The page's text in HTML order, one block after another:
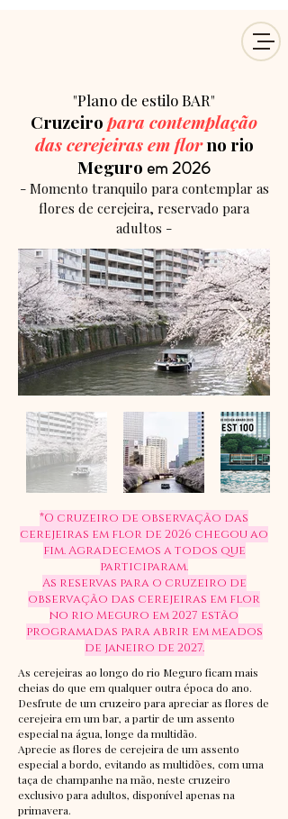
"Plano de estilo BAR"
Cruzeiropara contemplação
das cerejeiras em flor no rio
Meguro em 2026
- Momento tranquilo para contemplar as
flores de cerejeira, reservado para
adultos -
*O cruzeiro de observação das
cerejeiras em flor de 2026 chegou ao
fim. Agradecemos a todos que
participaram.
As reservas para o cruzeiro de
observação das cerejeiras em flor
no rio Meguro em 2027 estão
programadas para abrir em meados
de janeiro de 2027.
As cerejeiras ao longo do rio Meguro ficam mais
cheias do que em qualquer outra época do ano.
Desfrute de um cruzeiro para apreciar as flores de
cerejeira em um bar, a partir de um assento
especial na água, longe da multidão.
Aprecie as flores de cerejeira de um assento
especial a bordo, evitando as multidões, com uma
taça de champanhe na mão, neste cruzeiro
exclusivo para adultos, disponível apenas na
primavera.